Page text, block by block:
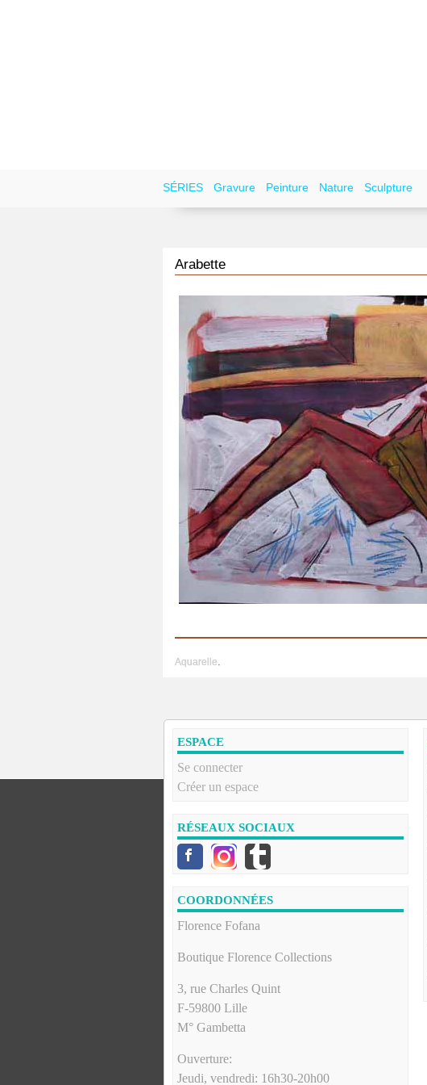
SÉRIES Gravure Peinture Nature Sculpture
Arabette
Aquarelle.
ESPACE
Se connecter
Créer un espace
RÉSEAUX SOCIAUX
COORDONNÉES
Florence Fofana
Boutique Florence Collections
3, rue Charles Quint
F-59800 Lille
M° Gambetta
Ouverture:
Jeudi, vendredi: 16h30-20h00